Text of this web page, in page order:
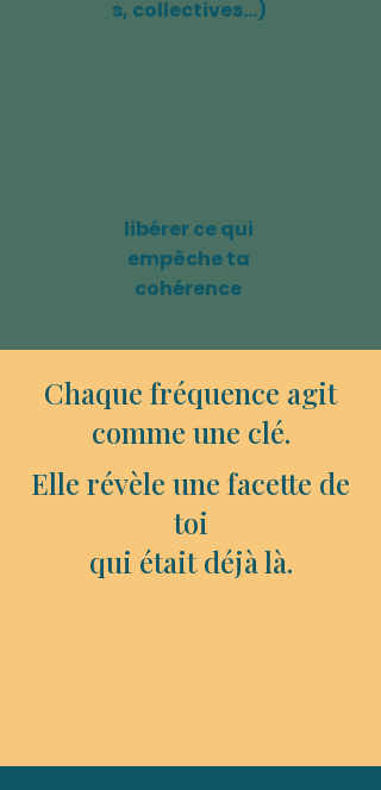
s, collectives…)
libérer ce qui
empêche ta
cohérence
Chaque fréquence agit
comme une clé.
Elle révèle une facette de
toi
qui était déjà là.